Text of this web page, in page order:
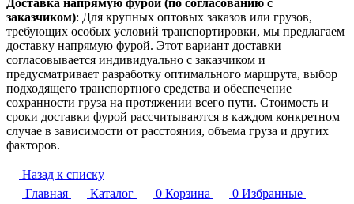
заказчиком): Для крупных оптовых заказов или грузов,
требующих особых условий транспортировки, мы предлагаем
доставку напрямую фурой. Этот вариант доставки
согласовывается индивидуально с заказчиком и
предусматривает разработку оптимального маршрута, выбор
подходящего транспортного средства и обеспечение
сохранности груза на протяжении всего пути. Стоимость и
сроки доставки фурой рассчитываются в каждом конкретном
случае в зависимости от расстояния, объема груза и других
факторов.
Назад к списку
Главная
Каталог 0 Корзина 0 Избранные